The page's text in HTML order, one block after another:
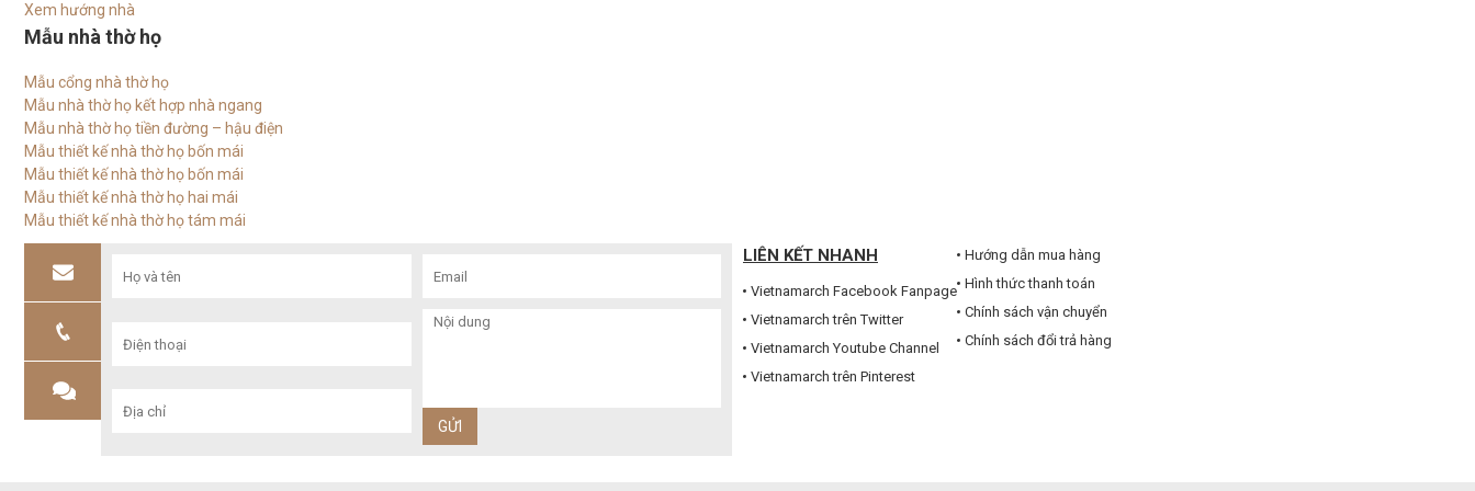
Xem hướng nhà
Mẫu nhà thờ họ
Mẫu cổng nhà thờ họ
Mẫu nhà thờ họ kết hợp nhà ngang
Mẫu nhà thờ họ tiền đường – hậu điện
Mẫu thiết kế nhà thờ họ bốn mái
Mẫu thiết kế nhà thờ họ bốn mái
Mẫu thiết kế nhà thờ họ hai mái
Mẫu thiết kế nhà thờ họ tám mái
LIÊN KẾT NHANH
Vietnamarch Facebook Fanpage
Vietnamarch trên Twitter
Vietnamarch Youtube Channel
Vietnamarch trên Pinterest
Hướng dẫn mua hàng
Hình thức thanh toán
Chính sách vận chuyển
Chính sách đổi trả hàng